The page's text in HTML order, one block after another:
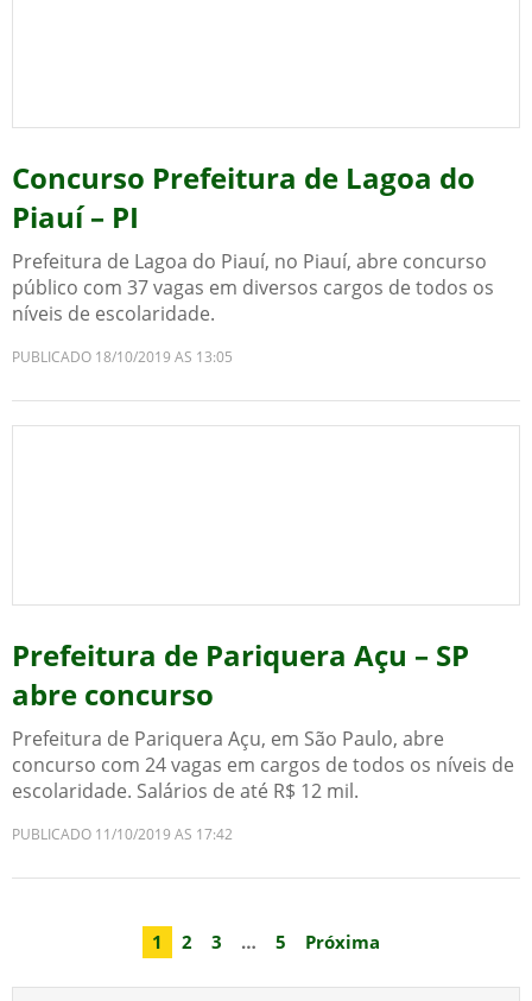
Concurso Prefeitura de Lagoa do
Piauí – PI
Prefeitura de Lagoa do Piauí, no Piauí, abre concurso
público com 37 vagas em diversos cargos de todos os
níveis de escolaridade.
PUBLICADO 18/10/2019 AS 13:05
Prefeitura de Pariquera Açu – SP
abre concurso
Prefeitura de Pariquera Açu, em São Paulo, abre
concurso com 24 vagas em cargos de todos os níveis de
escolaridade. Salários de até R$ 12 mil.
PUBLICADO 11/10/2019 AS 17:42
1 2 3 … 5 Próxima